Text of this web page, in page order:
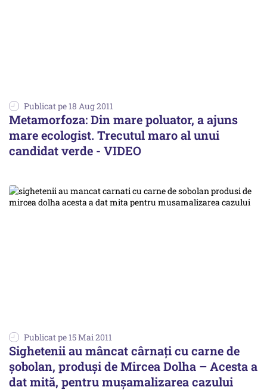
Publicat pe 18 Aug 2011
Metamorfoza: Din mare poluator, a ajuns
mare ecologist. Trecutul maro al unui
candidat verde - VIDEO
Publicat pe 15 Mai 2011
Sighetenii au mâncat cârnaţi cu carne de
şobolan, produşi de Mircea Dolha – Acesta a
dat mită, pentru muşamalizarea cazului